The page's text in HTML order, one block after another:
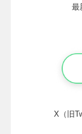
最
X（旧